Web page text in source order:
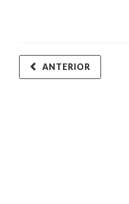
ANTERIOR